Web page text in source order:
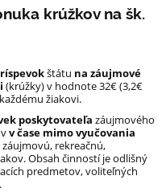
krúžkov na šk.
štátu na záujmové
(krúžky) v hodnote 32€ (3,2€
žiakovi.
poskytovateľa záujmového
v čase mimo vyučovania
rekreačnú,
Obsah činností je odlišný
predmetov, voliteľných